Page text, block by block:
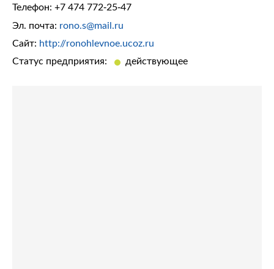
Телефон: +7 474 772-25-47
Эл. почта: rono.s@mail.ru
Сайт: http://ronohlevnoe.ucoz.ru
Статус предприятия:
действующее